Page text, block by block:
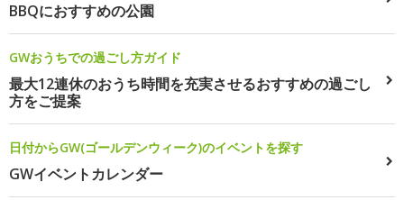
BBQにおすすめの公園
GWおうちでの過ごし方ガイド
最大12連休のおうち時間を充実させるおすすめの過ごし
方をご提案
日付からGW(ゴールデンウィーク)のイベントを探す
GWイベントカレンダー